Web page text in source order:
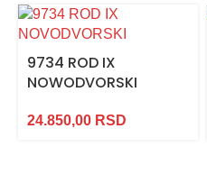
9734 ROD IX
NOWODVORSKI
24.850,00 RSD